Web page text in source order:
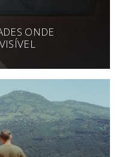
ONDE